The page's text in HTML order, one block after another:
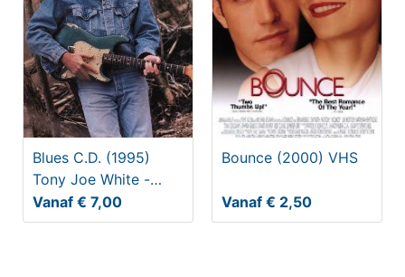
Blues C.D. (1995)
Tony Joe White -
Lake Placid Blues
Vanaf € 7,00
Bounce (2000) VHS
Vanaf € 2,50